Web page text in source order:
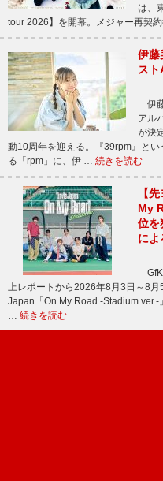
は、
tour 2026】を開幕。メジャー再契
伊藤
ス
伊
アル
が決
動10周年を迎える。『39rpm』と
る「rpm」に、伊 … 続きを読む
【
My
位
によ
上レポートから2026年8月3日～8
Japan「On My Road -Stadium
… 続きを読む